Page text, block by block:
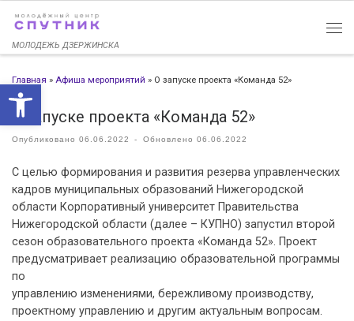
Открыть панель
Перейти к содержимому
МОЛОДЕЖЬ ДЗЕРЖИНСКА
Главная » Афиша мероприятий » О запуске проекта «Команда 52»
О запуске проекта «Команда 52»
Опубликовано 06.06.2022 - Обновлено 06.06.2022
С целью формирования и развития резерва управленческих
кадров муниципальных образований Нижегородской
области Корпоративный университет Правительства
Нижегородской области (далее – КУПНО) запустил второй
сезон образовательного проекта «Команда 52». Проект
предусматривает реализацию образовательной программы
по
управлению изменениями, бережливому производству,
проектному управлению и другим актуальным вопросам.